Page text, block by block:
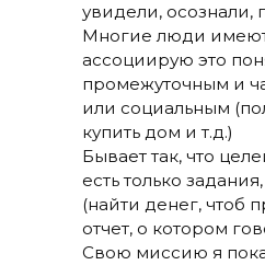
увидели, осознали,
Многие люди
ассоциирую это
промежуточным и
или социальным
купить дом и т.д.)
Бывает так, что
есть только
(найти денег, чтоб
отчет, о котором
Свою миссию я